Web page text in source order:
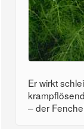
Er wirkt
– der